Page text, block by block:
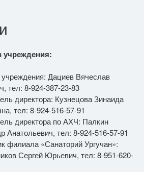
учреждения:
учреждения: Дациев Вячеслав
тел: 8-924-387-23-83
директора: Кузнецова Зинаида
тел: 8-924-516-57-91
директора по АХЧ: Палкин
Анатольевич, тел: 8-924-516-57-91
филиала «Санаторий Ургучан»:
Сергей Юрьевич, тел: 8-951-620-